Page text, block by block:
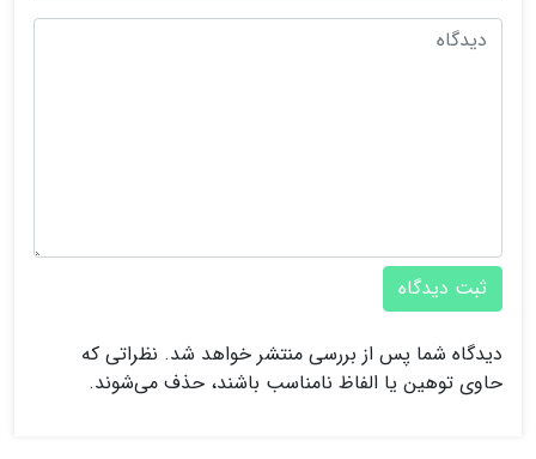
ثبت دیدگاه
دیدگاه شما پس از بررسی منتشر خواهد شد. نظراتی که
حاوی توهین یا الفاظ نامناسب باشند، حذف می‌شوند.